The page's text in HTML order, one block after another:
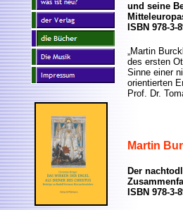
und seine
ISBN 978-
„Martin
des ersten
Sinne einer
orientierten
Prof. Dr.
Martin
Der
ISBN 978-